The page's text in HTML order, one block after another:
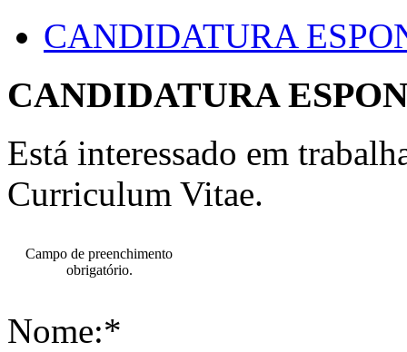
CANDIDATURA
CANDIDATURA
Está interessado em
Curriculum Vitae.
Campo de preenchimento
obrigatório.
Nome:*